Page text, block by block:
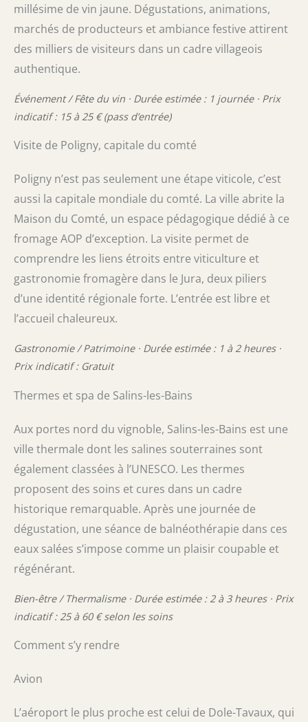
millésime de vin jaune. Dégustations, animations,
marchés de producteurs et ambiance festive attirent
des milliers de visiteurs dans un cadre villageois
authentique.
Événement / Fête du vin · Durée estimée : 1 journée · Prix
indicatif : 15 à 25 € (pass d’entrée)
Visite de Poligny, capitale du comté
Poligny n’est pas seulement une étape viticole, c’est
aussi la capitale mondiale du comté. La ville abrite la
Maison du Comté, un espace pédagogique dédié à ce
fromage AOP d’exception. La visite permet de
comprendre les liens étroits entre viticulture et
gastronomie fromagère dans le Jura, deux piliers
d’une identité régionale forte. L’entrée est libre et
l’accueil chaleureux.
Gastronomie / Patrimoine · Durée estimée : 1 à 2 heures ·
Prix indicatif : Gratuit
Thermes et spa de Salins-les-Bains
Aux portes nord du vignoble, Salins-les-Bains est une
ville thermale dont les salines souterraines sont
également classées à l’UNESCO. Les thermes
proposent des soins et cures dans un cadre
historique remarquable. Après une journée de
dégustation, une séance de balnéothérapie dans ces
eaux salées s’impose comme un plaisir coupable et
régénérant.
Bien-être / Thermalisme · Durée estimée : 2 à 3 heures · Prix
indicatif : 25 à 60 € selon les soins
Comment s’y rendre
Avion
L’aéroport le plus proche est celui de Dole-Tavaux, qui